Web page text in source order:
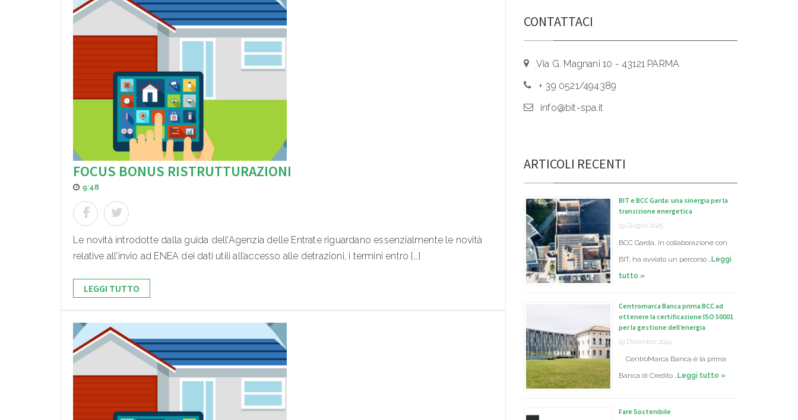
FOCUS BONUS RISTRUTTURAZIONI
9:48
Le novità introdotte dalla guida dell’Agenzia delle Entrate riguardano essenzialmente le novità
relative all’invio ad ENEA dei dati utili all’accesso alle detrazioni, i termini entro […]
LEGGI TUTTO
CONTATTACI
Via G. Magnani 10 - 43121 PARMA
+ 39 0521/494389
info@bit-spa.it
ARTICOLI RECENTI
BIT e BCC Garda: una sinergia per la
transizione energetica
19 Giugno 2025
BCC Garda, in collaborazione con
BIT, ha avviato un percorso …Leggi
tutto »
Centromarca Banca prima BCC ad
ottenere la certificazione ISO 50001
per la gestione dell’energia
19 Dicembre 2024
CentroMarca Banca è la prima
Banca di Credito …Leggi tutto »
Fare Sostenibile